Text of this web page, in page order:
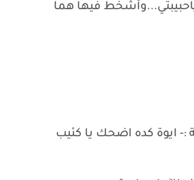
فيها هما
ايوة كده اضحك يا كئيب